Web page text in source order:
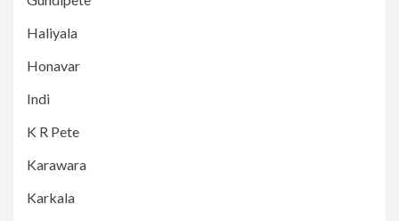
Haliyala
Honavar
Indi
K R Pete
Karawara
Karkala